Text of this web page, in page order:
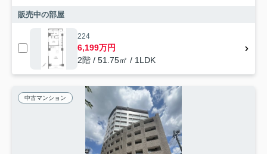
販売中の部屋
224
6,199万円
2階 / 51.75㎡ / 1LDK
中古マンション